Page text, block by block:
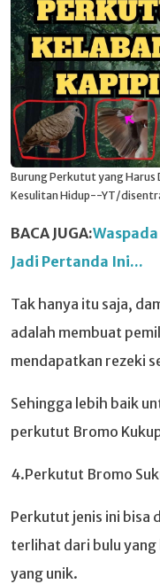
Burung Perkutut yang Harus
Kesulitan Hidup--YT/
BACA JUGA:
Jadi Pertanda Ini...
Tak hanya itu saja,
adalah membuat
mendapatkan rezeki
Sehingga lebih baik
perkutut Bromo
4.Perkutut Bromo
Perkutut jenis ini bisa
terlihat dari bulu
yang unik.